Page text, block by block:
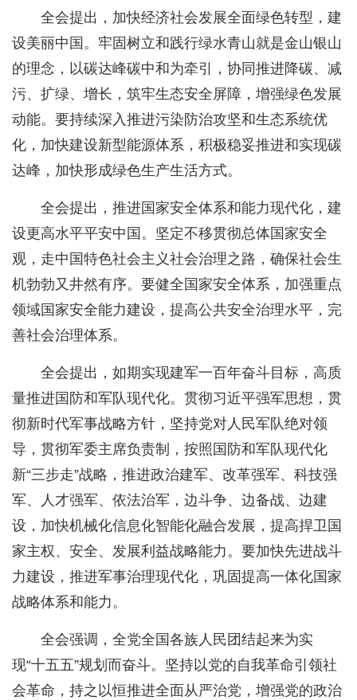
全会提出，加快经济社会发展全面绿色转型，建
设美丽中国。牢固树立和践行绿水青山就是金山银山
的理念，以碳达峰碳中和为牵引，协同推进降碳、减
污、扩绿、增长，筑牢生态安全屏障，增强绿色发展
动能。要持续深入推进污染防治攻坚和生态系统优
化，加快建设新型能源体系，积极稳妥推进和实现碳
达峰，加快形成绿色生产生活方式。
全会提出，推进国家安全体系和能力现代化，建
设更高水平平安中国。坚定不移贯彻总体国家安全
观，走中国特色社会主义社会治理之路，确保社会生
机勃勃又井然有序。要健全国家安全体系，加强重点
领域国家安全能力建设，提高公共安全治理水平，完
善社会治理体系。
全会提出，如期实现建军一百年奋斗目标，高质
量推进国防和军队现代化。贯彻习近平强军思想，贯
彻新时代军事战略方针，坚持党对人民军队绝对领
导，贯彻军委主席负责制，按照国防和军队现代化
新“三步走”战略，推进政治建军、改革强军、科技强
军、人才强军、依法治军，边斗争、边备战、边建
设，加快机械化信息化智能化融合发展，提高捍卫国
家主权、安全、发展利益战略能力。要加快先进战斗
力建设，推进军事治理现代化，巩固提高一体化国家
战略体系和能力。
全会强调，全党全国各族人民团结起来为实
现“十五五”规划而奋斗。坚持以党的自我革命引领社
会革命，持之以恒推进全面从严治党，增强党的政治